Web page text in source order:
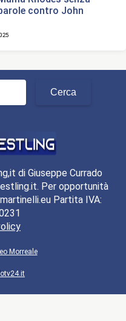
contro John
di Giuseppe Currado
Per opportunità
Partita IVA:
Morreale